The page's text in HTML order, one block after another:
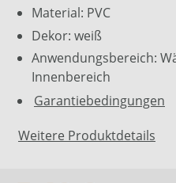
Material: PVC
Dekor: weiß
Anwendungsbereich:
Innenbereich
Garantiebedingungen
Weitere Produktdetails